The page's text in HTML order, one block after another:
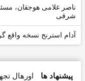
غلامی هوجقان، مسئول
استرنج نسخه واقع
ها اورهال تجهیزات